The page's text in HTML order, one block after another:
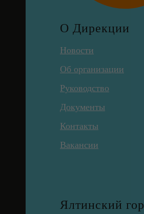
О Дирекции
Новости
Об организации
Руководство
Документы
Контакты
Вакансии
Ялтинский